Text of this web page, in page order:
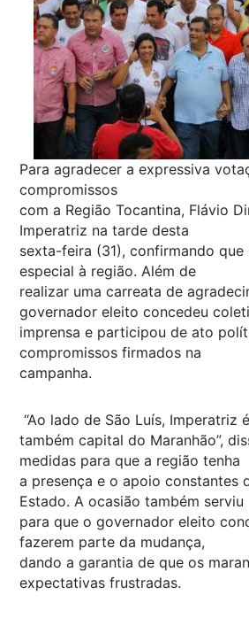
Para agradecer a expressiva
compromissos
com a Região Tocantina, Flávio
Imperatriz na tarde desta
sexta-feira (31), confirmando que
especial à região. Além de
realizar uma carreata de
governador eleito concedeu
imprensa e participou de ato
compromissos firmados na
campanha.
“Ao lado de São Luís, Imperatriz
também capital do Maranhão”,
medidas para que a região tenha
a presença e o apoio constantes
Estado. A ocasião também serviu
para que o governador eleito
fazerem parte da mudança,
dando a garantia de que os
expectativas frustradas.